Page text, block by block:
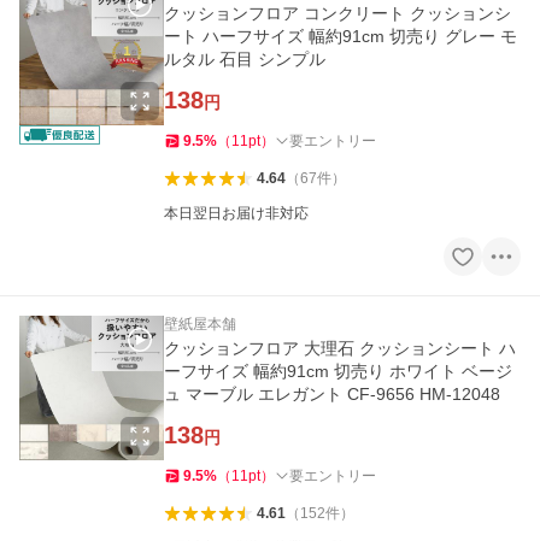
クッションフロア コンクリート クッションシ
ート ハーフサイズ 幅約91cm 切売り グレー モ
ルタル 石目 シンプル
138円
9.5% （ 11pt） 要エントリー
4.64（67件）
本日翌日お届け非対応
壁紙屋本舗
クッションフロア 大理石 クッションシート ハ
ーフサイズ 幅約91cm 切売り ホワイト ベージ
ュ マーブル エレガント CF-9656 HM-12048
138円
9.5% （ 11pt） 要エントリー
4.61（ 152件）